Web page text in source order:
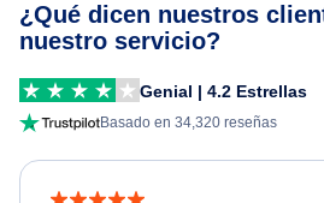
¿Qué dicen nuestros
nuestro servicio?
Genial | 4.2 Estrellas
Basado en 34,320 reseñas